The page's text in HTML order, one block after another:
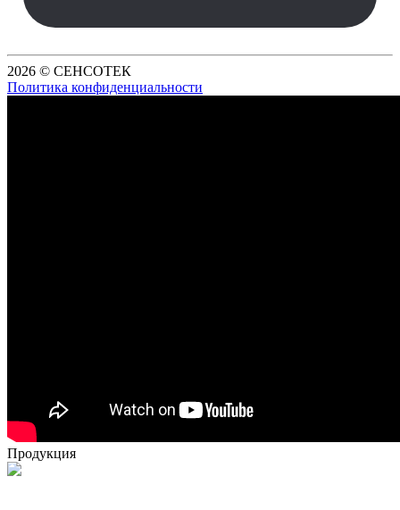
2026 © СЕНСОТЕК
Политика конфиденциальности
Продукция